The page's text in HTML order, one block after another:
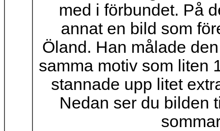
med i förbundet. På
annat en bild som
Öland. Han målade
samma motiv som liten
stannade upp litet
Nedan ser du bilden